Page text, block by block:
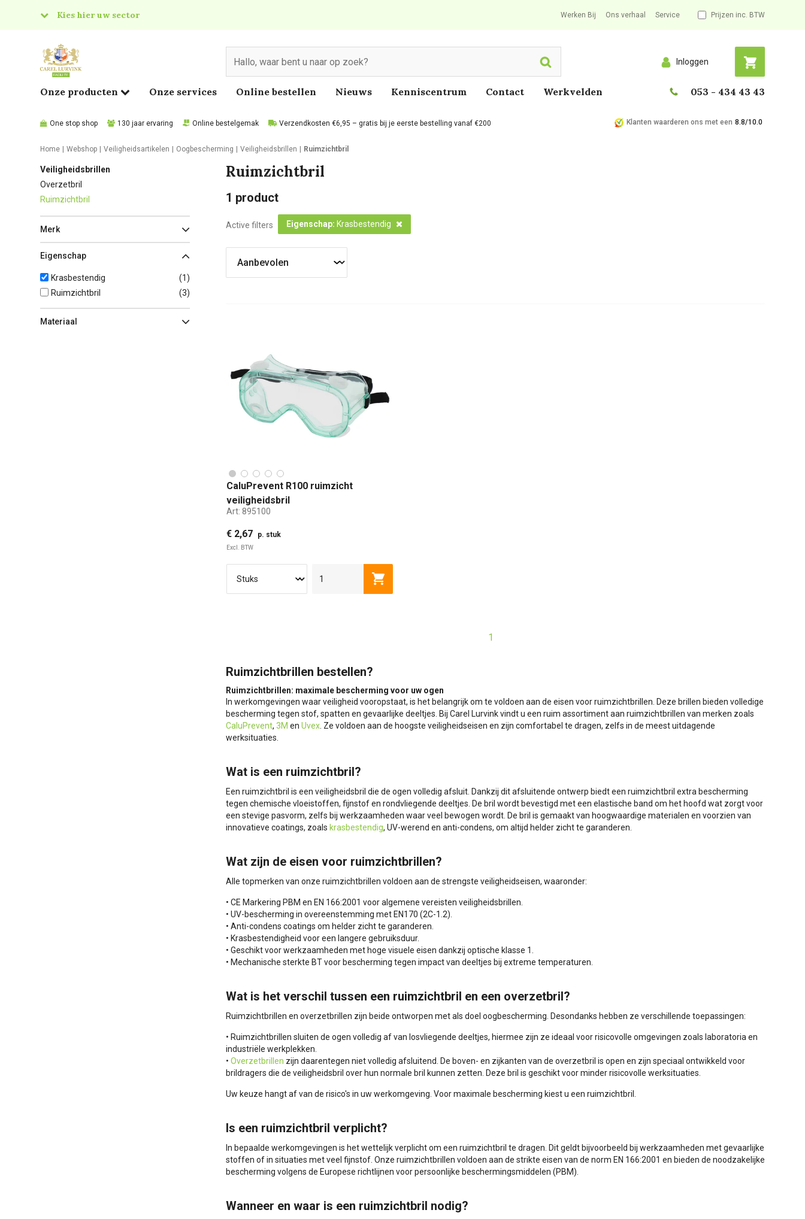
Kies hier uw sector
Food
Werken Bij Ons verhaal Service Prijzen inc. BTW
Search Inloggen
Onze producten Onze services Online bestellen Nieuws Kenniscentrum Contact Werkvelden 053 - 434 43 43
One stop shop 130 jaar ervaring Online bestelgemak Verzendkosten €6,95 – gratis bij je eerste bestelling vanaf €200 Klanten waarderen ons met een 8.8/10.0
Home Webshop Veiligheidsartikelen Oogbescherming Veiligheidsbrillen Ruimzichtbril
Veiligheidsbrillen
Overzetbril
Ruimzichtbril
Merk
Eigenschap
Krasbestendig (1)
Ruimzichtbril
(3)
Materiaal
Ruimzichtbril
1 product
Active filters Eigenschap: Krasbestendig
CaluPrevent R100 ruimzicht
veiligheidsbril
Art: 895100
€ 2,67 p. stuk
Excl. BTW
Toevoegen aan winkelwagen
1
Ruimzichtbrillen bestellen?
Ruimzichtbrillen: maximale bescherming voor uw ogen
In werkomgevingen waar veiligheid vooropstaat, is het belangrijk om te voldoen aan de eisen voor ruimzichtbrillen. Deze brillen bieden volledige
bescherming tegen stof, spatten en gevaarlijke deeltjes. Bij Carel Lurvink vindt u een ruim assortiment aan ruimzichtbrillen van merken zoals
CaluPrevent, 3M en Uvex . Ze voldoen aan de hoogste veiligheidseisen en zijn comfortabel te dragen, zelfs in de meest uitdagende
werksituaties.
Wat is een ruimzichtbril?
Een ruimzichtbril is een veiligheidsbril die de ogen volledig afsluit. Dankzij dit afsluitende ontwerp biedt een ruimzichtbril extra bescherming
tegen chemische vloeistoffen, fijnstof en rondvliegende deeltjes. De bril wordt bevestigd met een elastische band om het hoofd wat zorgt voor
een stevige pasvorm, zelfs bij werkzaamheden waar veel bewogen wordt. De bril is gemaakt van hoogwaardige materialen en voorzien van
innovatieve coatings, zoals krasbestendig, UV-werend en anti-condens, om altijd helder zicht te garanderen.
Wat zijn de eisen voor ruimzichtbrillen?
Alle topmerken van onze ruimzichtbrillen voldoen aan de strengste veiligheidseisen, waaronder:
• CE Markering PBM en EN 166:2001 voor algemene vereisten veiligheidsbrillen.
• UV-bescherming in overeenstemming met EN170 (2C-1.2).
• Anti-condens coatings om helder zicht te garanderen.
• Krasbestendigheid voor een langere gebruiksduur.
• Geschikt voor werkzaamheden met hoge visuele eisen dankzij optische klasse 1.
• Mechanische sterkte BT voor bescherming tegen impact van deeltjes bij extreme temperaturen.
Wat is het verschil tussen een ruimzichtbril en een overzetbril?
Ruimzichtbrillen en overzetbrillen zijn beide ontworpen met als doel oogbescherming. Desondanks hebben ze verschillende toepassingen:
• Ruimzichtbrillen sluiten de ogen volledig af van losvliegende deeltjes, hiermee zijn ze ideaal voor risicovolle omgevingen zoals laboratoria en
industriële werkplekken.
• Overzetbrillen zijn daarentegen niet volledig afsluitend. De boven- en zijkanten van de overzetbril is open en zijn speciaal ontwikkeld voor
brildragers die de veiligheidsbril over hun normale bril kunnen zetten. Deze bril is geschikt voor minder risicovolle werksituaties.
Uw keuze hangt af van de risico's in uw werkomgeving. Voor maximale bescherming kiest u een ruimzichtbril.
Is een ruimzichtbril verplicht?
In bepaalde werkomgevingen is het wettelijk verplicht om een ruimzichtbril te dragen. Dit geldt bijvoorbeeld bij werkzaamheden met gevaarlijke
stoffen of in situaties met veel fijnstof. Onze ruimzichtbrillen voldoen aan de strikte eisen van de norm EN 166:2001 en bieden de noodzakelijke
bescherming volgens de Europese richtlijnen voor persoonlijke beschermingsmiddelen (PBM).
Wanneer en waar is een ruimzichtbril nodig?